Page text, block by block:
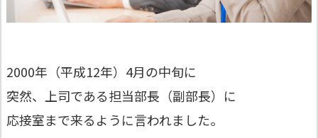
2000年（平成12年）4月の中旬に
突然、上司である担当部長（副部長）に
応接室まで来るように言われました。